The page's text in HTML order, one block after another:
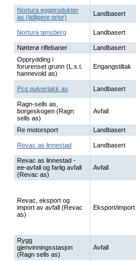
Nortura eggprodukter
as (tidligere prior)
Landbasert
Nortura tønsberg Landbasert
Nøtterø riflebaner
Landbasert
Opprydding i
forurenset grunn (L.s.t.
hannevold as)
Engangstiltak
Pcs pulverlakk as Landbasert
Ragn-sells as,
borgeskogen (Ragn
sells as)
Avfall
Re motorsport Landbasert
Revac as linnestad Landbasert
Revac as linnestad -
ee-avfall og farlig avfall
(Revac as)
Avfall
Revac, eksport og
import av avfall (Revac
as)
Eksport/import
Rygg
gjenvinningsstasjon
(Ragn sells as)
Avfall